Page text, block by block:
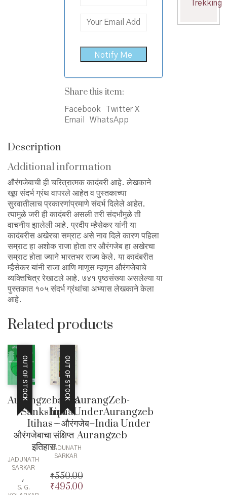
Share this item:
Facebook
Twitter X
Email
WhatsApp
Description
Additional information
औरंगजेबाची ही चरित्रात्मक कादंबरी आहे. लेखकाने
खूप संदर्भ ग्रंथ वापरले आहेत व पुस्तकाच्या
सुरवातीलाच प्रकारणांप्रमाणे संदर्भ दिलेले आहेत.
त्यामुळे जरी ही कादंबरी असली तरी संदर्भांमुळे ती
वाचनीय झालेली आहे. प्रदीप म्हैसेकर यांनी या
कादंबरीस अखेरचा सम्राट असे नाव दिले कारण पहिला
सम्राट हा अशोक राजा होता तर औरंगजेब हा अखेरचा
सम्राट होता ज्याने भारतभर राज्य केले. या कादंबरीत
म्हैसेकर यांनी राजा आणि माणूस म्हणून औरंगजेबाचे
व्यक्तिचित्र रेखाटले आहे. ७४१ पृष्ठसंख्या असलेल्या या
पुस्तकात १०५ संदर्भ ग्रंथांचा अभ्यास लेखकाने केला
आहे.
Related products
OUT OF STOCK
Aurangzebacha
Sankshipt
Itihas –
औरंगजेबाचा संक्षिप्त
इतिहास
JADUNATH
SARKAR
,
S. G.
OUT OF STOCK AurangZeb-
IndiaUnderAurangzeb
– औरंगजेब–India Under
Aurangzeb
JADUNATH
SARKAR
₹550.00
Original
₹495.00
Trekking